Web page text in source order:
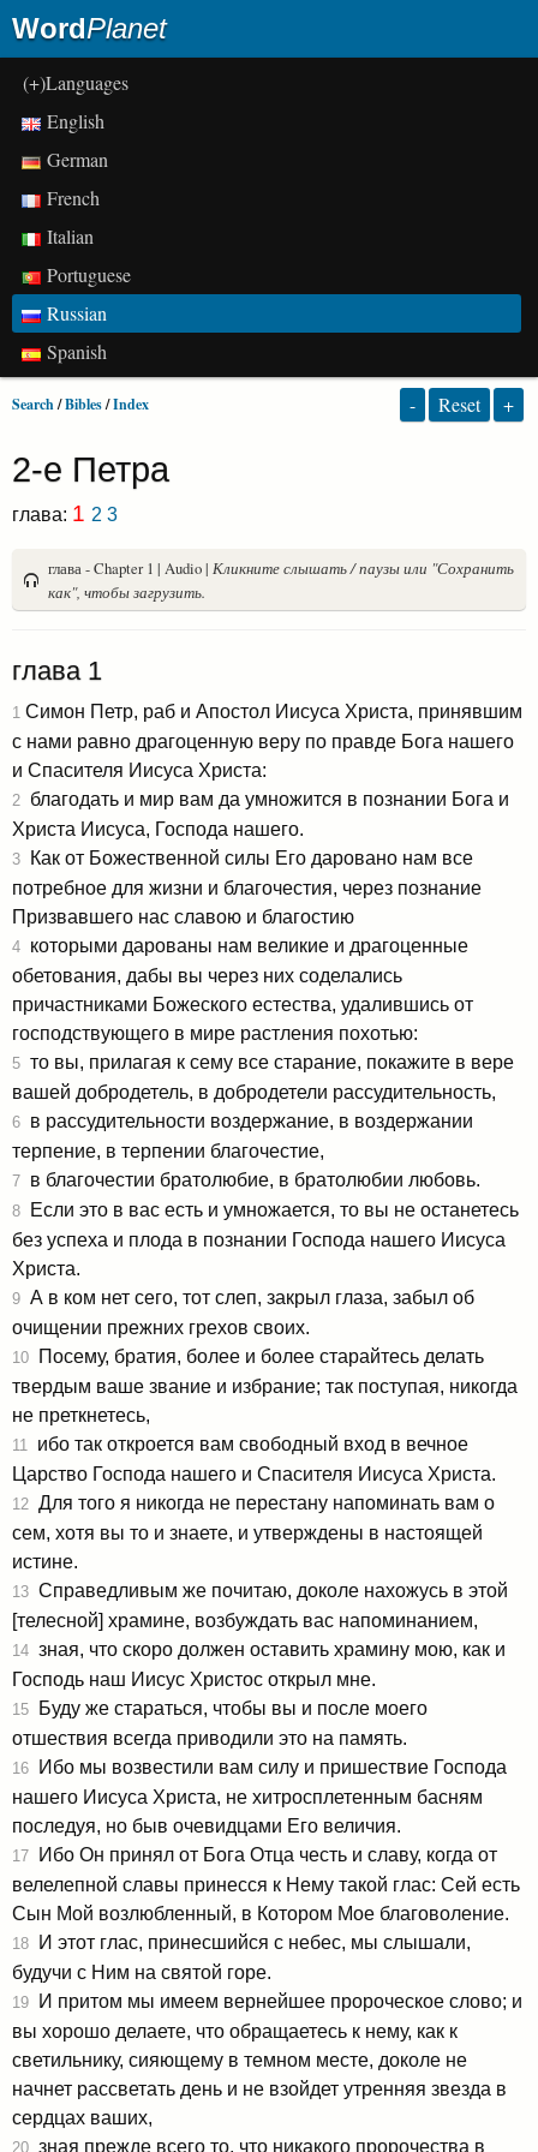
WordPlanet
(+)Languages
English
German
French
Italian
Portuguese
Russian
Spanish
Search/Bibles/Index - Reset +
2-e Петра
глава: 1 2 3
глава - Chapter 1 | Audio | Кликните слышать / паузы или "Сохранить
как", чтобы загрузить.
глава 1
1 Симон Петр, раб и Апостол Иисуса Христа, принявшим
с нами равно драгоценную веру по правде Бога нашего
и Спасителя Иисуса Христа:
2 благодать и мир вам да умножится в познании Бога и
Христа Иисуса, Господа нашего.
3 Как от Божественной силы Его даровано нам все
потребное для жизни и благочестия, через познание
Призвавшего нас славою и благостию
4 которыми дарованы нам великие и драгоценные
обетования, дабы вы через них соделались
причастниками Божеского естества, удалившись от
господствующего в мире растления похотью:
5 то вы, прилагая к сему все старание, покажите в вере
вашей добродетель, в добродетели рассудительность,
6 в рассудительности воздержание, в воздержании
терпение, в терпении благочестие,
7 в благочестии братолюбие, в братолюбии любовь.
8 Если это в вас есть и умножается, то вы не останетесь
без успеха и плода в познании Господа нашего Иисуса
Христа.
9 А в ком нет сего, тот слеп, закрыл глаза, забыл об
очищении прежних грехов своих.
10 Посему, братия, более и более старайтесь делать
твердым ваше звание и избрание; так поступая, никогда
не преткнетесь,
11
ибо так откроется вам свободный вход в вечное
Царство Господа нашего и Спасителя Иисуса Христа.
12 Для того я никогда не перестану напоминать вам о
сем, хотя вы то и знаете, и утверждены в настоящей
истине.
13 Справедливым же почитаю, доколе нахожусь в этой
[телесной] храмине, возбуждать вас напоминанием,
14 зная, что скоро должен оставить храмину мою, как и
Господь наш Иисус Христос открыл мне.
15 Буду же стараться, чтобы вы и после моего
отшествия всегда приводили это на память.
16 Ибо мы возвестили вам силу и пришествие Господа
нашего Иисуса Христа, не хитросплетенным басням
последуя, но быв очевидцами Его величия.
17 Ибо Он принял от Бога Отца честь и славу, когда от
велелепной славы принесся к Нему такой глас: Сей есть
Сын Мой возлюбленный, в Котором Мое благоволение.
18 И этот глас, принесшийся с небес, мы слышали,
будучи с Ним на святой горе.
19 И притом мы имеем вернейшее пророческое слово; и
вы хорошо делаете, что обращаетесь к нему, как к
светильнику, сияющему в темном месте, доколе не
начнет рассветать день и не взойдет утренняя звезда в
сердцах ваших,
20 зная прежде всего то, что никакого пророчества в